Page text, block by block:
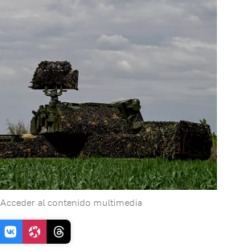
Acceder al contenido multimedia